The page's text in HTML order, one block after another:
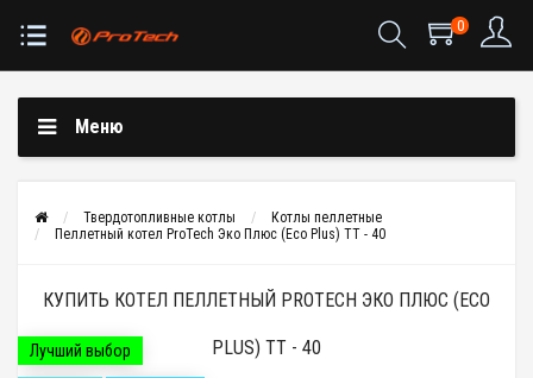
0
Меню
Твердотопливные котлы
Котлы пеллетные
Пеллетный котел ProTech Эко Плюс (Eco Plus) ТТ - 40
КУПИТЬ КОТЕЛ ПЕЛЛЕТНЫЙ PROTECH ЭКО ПЛЮС (ECO
PLUS) ТТ - 40
Лучший выбор